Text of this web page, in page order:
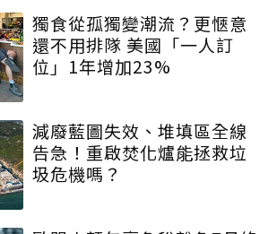
獨食從孤獨變潮流？更愜意
還不用排隊 美國「一人訂
位」1年增加23%
減廢藍圖失效、堆填區全線
告急！重啟焚化爐能拯救垃
圾危機嗎？